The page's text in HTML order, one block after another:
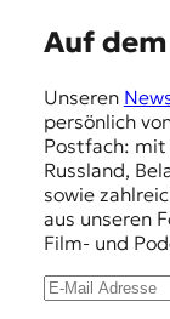
Auf
Unseren
persönlich
Postfach: mit
Russland,
sowie
aus unseren
Film- und